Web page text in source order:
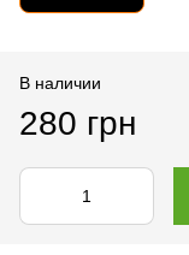
В наличии
280 грн